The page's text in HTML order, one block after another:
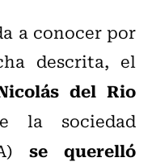
a conocer por
descrita, el
del Rio
la sociedad
se querelló